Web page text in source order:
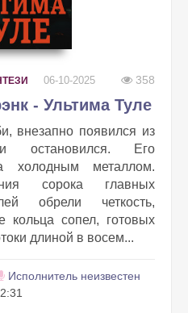
06-10-2025 358
- Ультима Туле
внезапно появился из
и остановился. Его
холодным металлом.
сорока главных
обрели четкость,
кольца сопел, готовых
длиной в восем...
Исполнитель неизвестен